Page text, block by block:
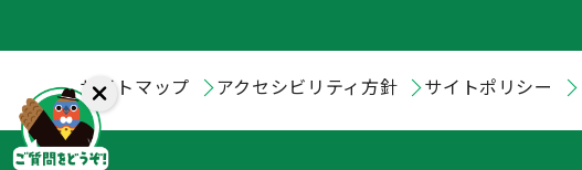
サイトマップ アクセシビリティ方針 サイトポリシー